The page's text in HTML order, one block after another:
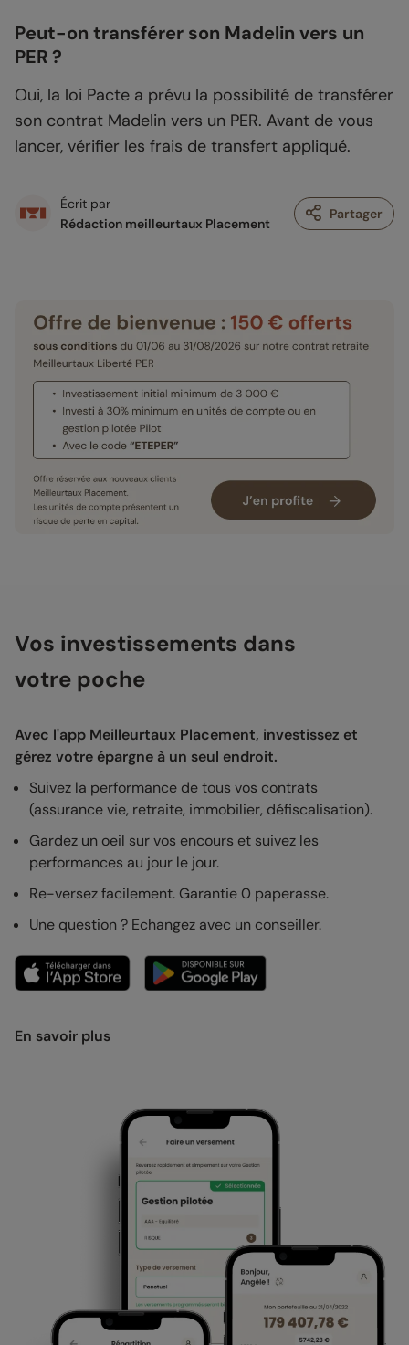
Peut-on transférer son Madelin vers un
PER ?
Oui, la loi Pacte a prévu la possibilité de transférer
son contrat Madelin vers un PER. Avant de vous
lancer, vérifier les frais de transfert appliqué.
Écrit par
Rédaction meilleurtaux Placement
Partager
Vos investissements dans
votre poche
Avec l'app Meilleurtaux Placement, investissez et
gérez votre épargne à un seul endroit.
Suivez la performance de tous vos contrats
(assurance vie, retraite, immobilier, défiscalisation).
Gardez un oeil sur vos encours et suivez les
performances au jour le jour.
Re-versez facilement. Garantie 0 paperasse.
Une question ? Echangez avec un conseiller.
En savoir plus